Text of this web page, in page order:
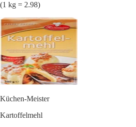
(1 kg = 2.98)
Küchen-Meister
Kartoffelmehl